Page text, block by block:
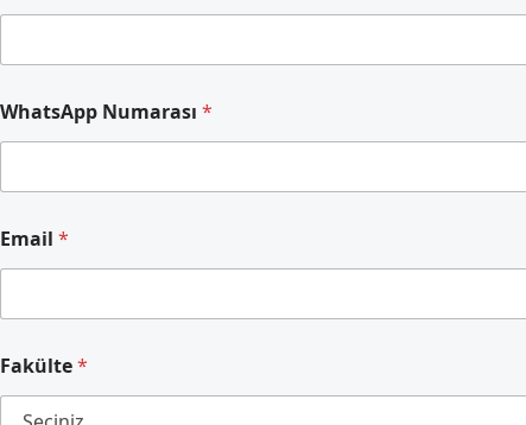
WhatsApp Numarası *
Email *
Fakülte*